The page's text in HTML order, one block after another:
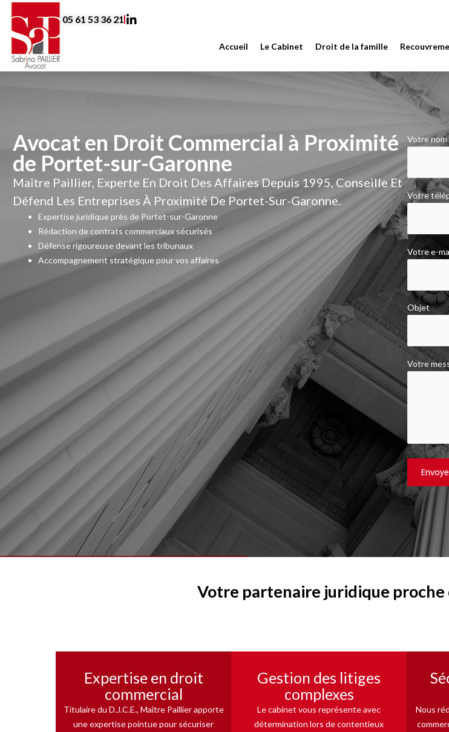
contenu
05 61 53 36 21
Accueil Le Cabinet Droit de la famille
Avocat en Droit Commercial à Proximité
de Portet-sur-Garonne
Maître Paillier, Experte En Droit Des Affaires Depuis 1995, Conseille Et
Défend Les Entreprises À Proximité De Portet-Sur-Garonne.
Expertise juridique près de Portet-sur-Garonne
Rédaction de contrats commerciaux sécurisés
Défense rigoureuse devant les tribunaux
Accompagnement stratégique pour vos affaires
Votre nom
Votre
Votre e-
Objet
Votre
Votre partenaire juridique
Expertise en droit
commercial
Titulaire du D.J.C.E., Maître Paillier apporte
une expertise pointue pour sécuriser
Gestion des litiges
complexes
Le cabinet vous représente avec
détermination lors de contentieux
Nous